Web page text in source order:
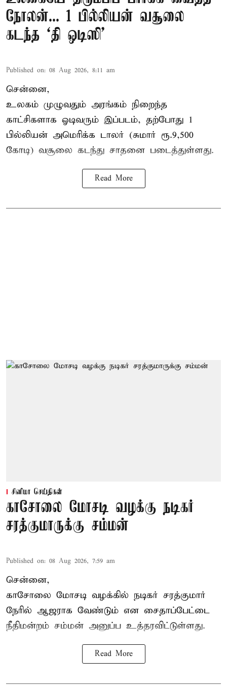
நோலன்... 1 பில்லியன் வசூலை
கடந்த ‘தி ஒடிஸி’
Published on: 08 Aug 2026, 8:11 am
சென்னை,
உலகம் முழுவதும் அரங்கம் நிறைந்த
காட்சிகளாக ஓடிவரும் இப்படம், தற்போது 1
பில்லியன் அமெரிக்க டாலர் (சுமார் ரூ.9,500
கோடி) வசூலை கடந்து சாதனை படைத்துள்ளது.
Read More
சினிமா செய்திகள்
காசோலை மோசடி வழக்கு நடிகர்
சரத்குமாருக்கு சம்மன்
Published on: 08 Aug 2026, 7:59 am
சென்னை,
காசோலை மோசடி வழக்கில் நடிகர் சரத்குமார்
நேரில் ஆஜராக வேண்டும் என சைதாப்பேட்டை
நீதிமன்றம் சம்மன் அனுப்ப உத்தரவிட்டுள்ளது.
Read More